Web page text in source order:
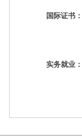
国际证书：
实务就业：